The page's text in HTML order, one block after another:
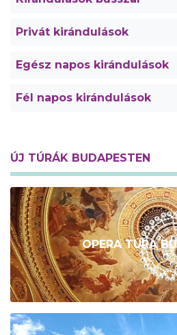
Privát kirándulások
Egész napos kirándulások
Fél napos kirándulások
ÚJ TÚRÁK BUDAPESTEN
OPERA TÚRA